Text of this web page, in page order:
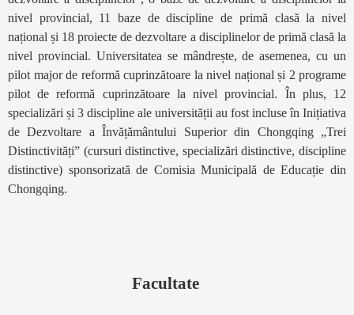
nivel provincial, 11 baze de discipline de primă clasă la nivel
național și 18 proiecte de dezvoltare a disciplinelor de primă clasă la
nivel provincial. Universitatea se mândrește, de asemenea, cu un
pilot major de reformă cuprinzătoare la nivel național și 2 programe
pilot de reformă cuprinzătoare la nivel provincial. În plus, 12
specializări și 3 discipline ale universității au fost incluse în Inițiativa
de Dezvoltare a Învățământului Superior din Chongqing „Trei
Distinctivități” (cursuri distinctive, specializări distinctive, discipline
distinctive) sponsorizată de Comisia Municipală de Educație din
Chongqing.
Facultate